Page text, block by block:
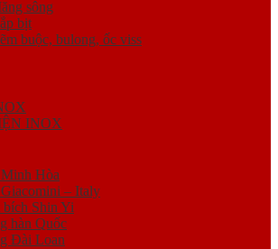
sông
bịt
buộc, bulong, ốc viss
INOX
Hòa
– Italy
bích Shin Yi
hàn Quốc
Đài Loan